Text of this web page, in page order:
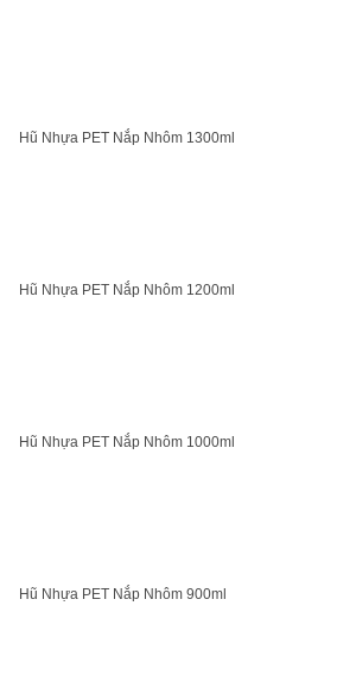
Hũ Nhựa PET Nắp Nhôm 1300ml
Hũ Nhựa PET Nắp Nhôm 1200ml
Hũ Nhựa PET Nắp Nhôm 1000ml
Hũ Nhựa PET Nắp Nhôm 900ml